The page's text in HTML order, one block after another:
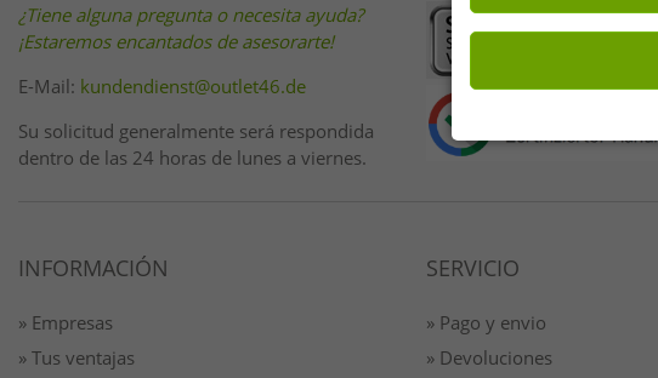
¿Tiene alguna pregunta o necesita ayuda?
¡Estaremos encantados de asesorarte!
E-Mail: kundendienst@outlet46.de
Su solicitud generalmente será respondida
dentro de las 24 horas de lunes a viernes.
INFORMACIÓN
» Empresas
» Tus ventajas
SERVICIO
» Pago y envio
» Devoluciones